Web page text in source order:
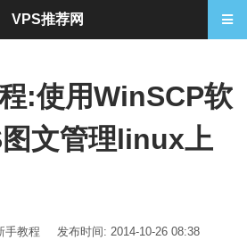
:使用WinSCP软
文管理linux上
手教程 发布时间: 2014-10-26 08:38
VPS推荐网